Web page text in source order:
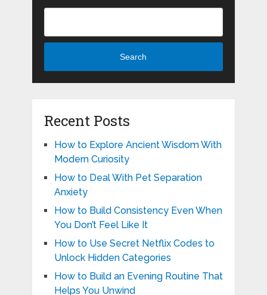
Search
Recent Posts
How to Explore Ancient Wisdom With
Modern Curiosity
How to Deal With Pet Separation
Anxiety
How to Build Consistency Even When
You Don’t Feel Like It
How to Use Secret Netflix Codes to
Unlock Hidden Categories
How to Build an Evening Routine That
Helps You Unwind